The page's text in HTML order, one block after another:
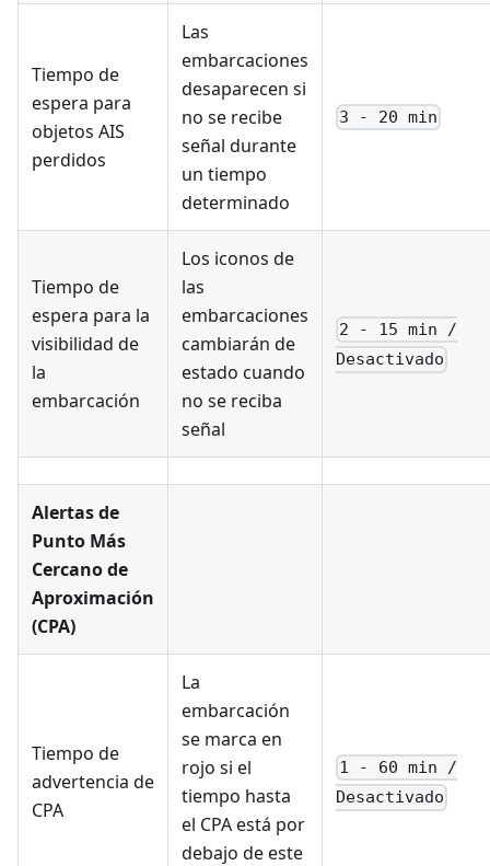
Tiempo de
espera para
objetos AIS
perdidos
Las
embarcaciones
desaparecen si
no se recibe
señal durante
un tiempo
determinado
3 - 20 min
Tiempo de
espera para la
visibilidad de
la
embarcación
Los iconos de
las
embarcaciones
cambiarán de
estado cuando
no se reciba
señal
2 - 15 min /
Desactivado
Alertas de
Punto Más
Cercano de
Aproximación
(CPA)
Tiempo de
advertencia de
CPA
La
embarcación
se marca en
rojo si el
tiempo hasta
el CPA está por
debajo de este
1 - 60 min /
Desactivado